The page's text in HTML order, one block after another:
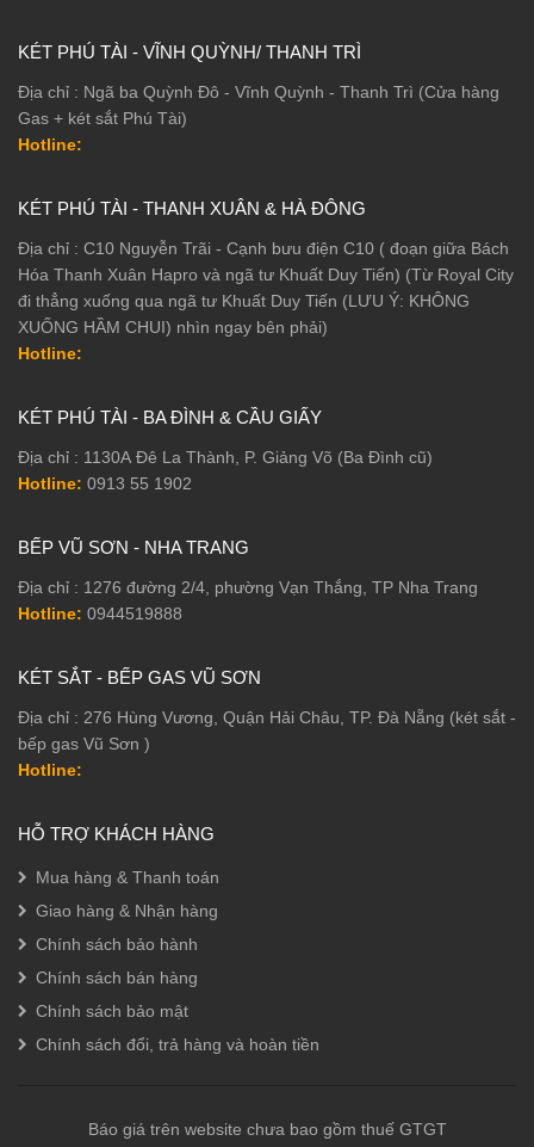
KÉT PHÚ TÀI - VĨNH QUỲNH/ THANH TRÌ
Địa chỉ : Ngã ba Quỳnh Đô - Vĩnh Quỳnh - Thanh Trì (Cửa hàng
Gas + két sắt Phú Tài)
Hotline:
KÉT PHÚ TÀI - THANH XUÂN & HÀ ĐÔNG
Địa chỉ : C10 Nguyễn Trãi - Cạnh bưu điện C10 ( đoạn giữa Bách
Hóa Thanh Xuân Hapro và ngã tư Khuất Duy Tiến) (Từ Royal City
đi thẳng xuống qua ngã tư Khuất Duy Tiến (LƯU Ý: KHÔNG
XUỐNG HẦM CHUI) nhìn ngay bên phải)
Hotline:
KÉT PHÚ TÀI - BA ĐÌNH & CẦU GIẤY
Địa chỉ : 1130A Đê La Thành, P. Giảng Võ (Ba Đình cũ)
Hotline: 0913 55 1902
BẾP VŨ SƠN - NHA TRANG
Địa chỉ : 1276 đường 2/4, phường Vạn Thắng, TP Nha Trang
Hotline: 0944519888
KÉT SẮT - BẾP GAS VŨ SƠN
Địa chỉ : 276 Hùng Vương, Quận Hải Châu, TP. Đà Nẵng (két sắt -
bếp gas Vũ Sơn )
Hotline:
HỖ TRỢ KHÁCH HÀNG
Mua hàng & Thanh toán
Giao hàng & Nhận hàng
Chính sách bảo hành
Chính sách bán hàng
Chính sách bảo mật
Chính sách đổi, trả hàng và hoàn tiền
Báo giá trên website chưa bao gồm thuế GTGT